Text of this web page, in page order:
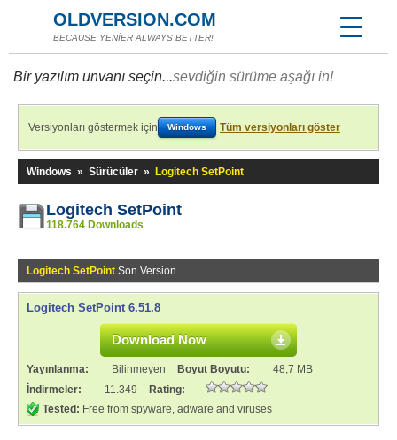
OLDVERSION.COM
BECAUSE YENİER ALWAYS BETTER!
Bir yazılım unvanı seçin...sevdiğin sürüme aşağı in!
Versiyonları göstermek için Windows Tüm versiyonları göster
Windows » Sürücüler » Logitech SetPoint
Logitech SetPoint
118.764 Downloads
Logitech SetPoint Son Version
Logitech SetPoint 6.51.8
Download Now
Yayınlanma: Bilinmeyen Boyut Boyutu:
48,7 MB
İndirmeler:
11.349
Rating:
Tested: Free from spyware, adware and viruses